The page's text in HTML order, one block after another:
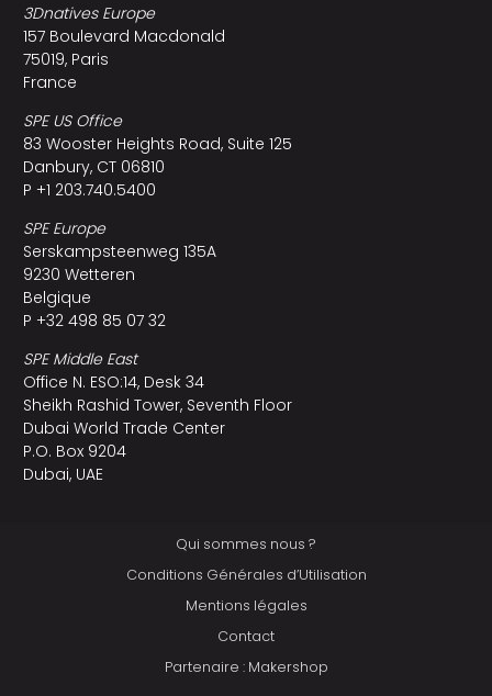
3Dnatives Europe
157 Boulevard Macdonald
75019, Paris
France
SPE US Office
83 Wooster Heights Road, Suite 125
Danbury, CT 06810
P +1 203.740.5400
SPE Europe
Serskampsteenweg 135A
9230 Wetteren
Belgique
P +32 498 85 07 32
SPE Middle East
Office N. ESO:14, Desk 34
Sheikh Rashid Tower, Seventh Floor
Dubai World Trade Center
P.O. Box 9204
Dubai, UAE
Qui sommes nous ?
Conditions Générales d’Utilisation
Mentions légales
Contact
Partenaire : Makershop